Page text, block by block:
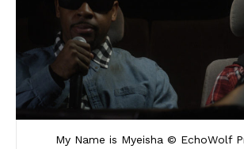
My Name is Myeisha © EchoWolf